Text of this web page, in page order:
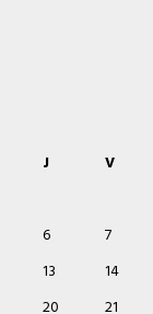
J V
6 7
13 14
20 21